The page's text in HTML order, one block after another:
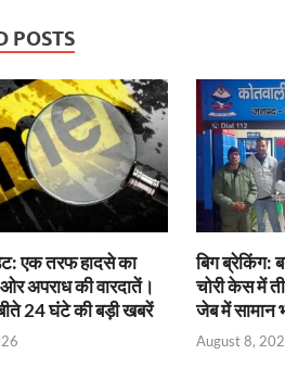
p
POSTS
एक तरफ हादसे का
अपराध की वारदातें।
24 घंटे की बड़ी खबरें
बिग ब्रेकिंग:
चोरी केस में
जेब में सामान
August 8,